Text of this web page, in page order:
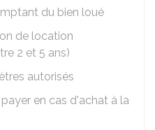
du bien loué
de location
2 et 5 ans)
autorisés
en cas d'achat à la